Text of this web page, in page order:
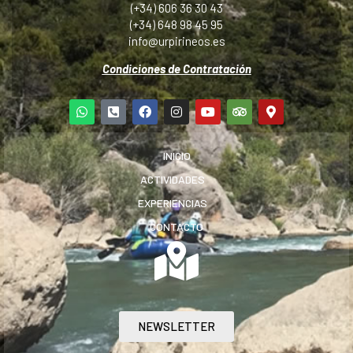
(+34) 606 36 30 43
(+34) 648 98 45 95
info@urpirineos.es
Condiciones de Contratación
INICIO
ACTIVIDADES
EXPERIENCIAS
CONTACTO
NEWSLETTER